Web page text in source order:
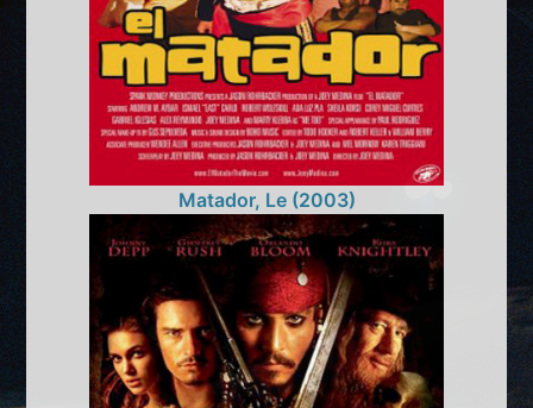
Matador, Le (2003)